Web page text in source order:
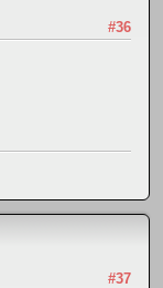
#36
#37